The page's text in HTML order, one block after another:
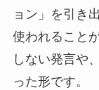
ョン」を引き
使われること
しない発言や
った形です。